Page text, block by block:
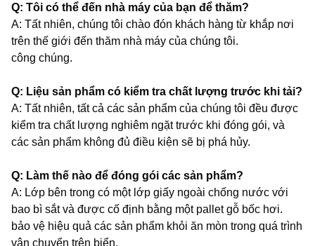
Q: Tôi có thể đến nhà máy của bạn để thăm?
A: Tất nhiên, chúng tôi chào đón khách hàng từ khắp nơi
trên thế giới đến thăm nhà máy của chúng tôi.
công chúng.
Q: Liệu sản phẩm có kiểm tra chất lượng trước khi tải?
A: Tất nhiên, tất cả các sản phẩm của chúng tôi đều được
kiểm tra chất lượng nghiêm ngặt trước khi đóng gói, và
các sản phẩm không đủ điều kiện sẽ bị phá hủy.
Q: Làm thế nào để đóng gói các sản phẩm?
A: Lớp bên trong có một lớp giấy ngoài chống nước với
bao bì sắt và được cố định bằng một pallet gỗ bốc hơi.
bảo vệ hiệu quả các sản phẩm khỏi ăn mòn trong quá trình
vận chuyển trên biển.